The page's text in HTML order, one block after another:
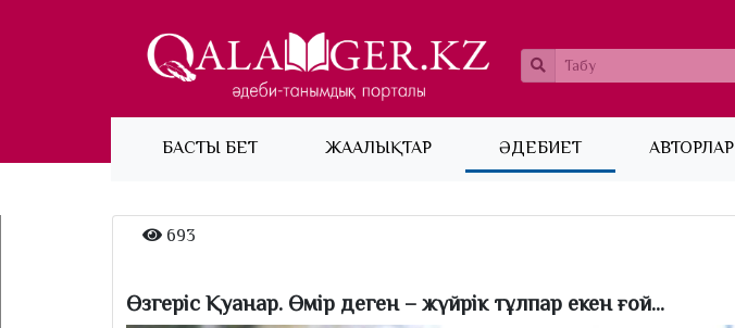
БАСТЫ БЕТ(current) ЖАҢАЛЫҚТАР ӘДЕБИЕТ АВТОРЛАР
693
Өзгеріс Қуанар. Өмір деген – жүйрік тұлпар екен ғой...